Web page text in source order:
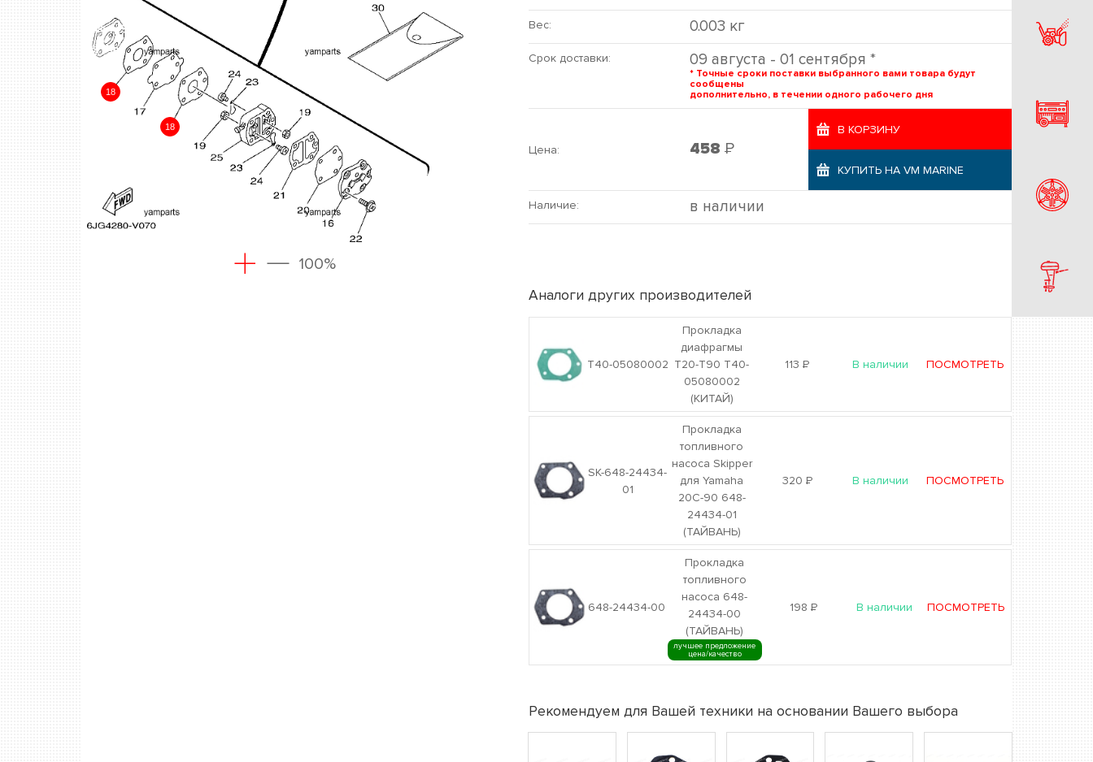
100%
18
18
Вес: 0.003 кг
Срок доставки: 09 августа - 01 сентября *
* Точные сроки поставки выбранного вами товара будут
сообщены
дополнительно, в течении одного рабочего дня
Цена: 458 Р
В КОРЗИНУ
КУПИТЬ НА VM MARINE
Наличие: в наличии
Аналоги других производителей
T40-05080002
Прокладка
диафрагмы
T20-T90 T40-
05080002
(КИТАЙ)
113Р В наличии ПОСМОТРЕТЬ
SK-648-24434-
01
Прокладка
топливного
насоса Skipper
для Yamaha
20C-90 648-
24434-01
(ТАЙВАНЬ)
320 Р В наличии ПОСМОТРЕТЬ
648-24434-00
Прокладка
топливного
насоса 648-
24434-00
(ТАЙВАНЬ)
лучшее предложение
цена/качество
198 Р В наличии ПОСМОТРЕТЬ
Рекомендуем для Вашей техники на основании Вашего выбора